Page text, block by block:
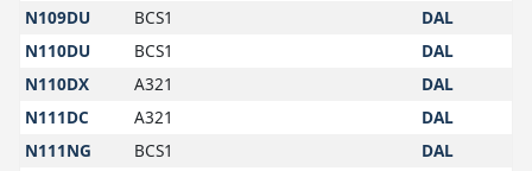
N109DU
BCS1
DAL
N110DU
BCS1
DAL
N110DX
A321
DAL
N111DC
A321
DAL
N111NG
BCS1
DAL